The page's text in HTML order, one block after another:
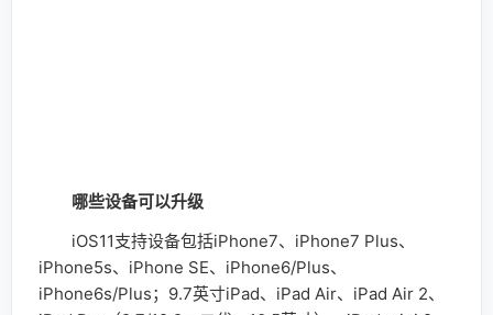
iPad mini 3、iPad mini 4，iPod方面仅有iPod Touch 6
一款设备。
（注：本次iOS11不再兼容支持iPhone5、
iPhone5c、iPad4设备）